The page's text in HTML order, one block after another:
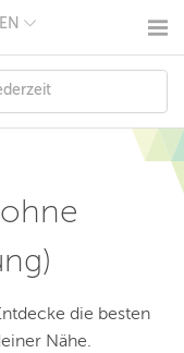
die besten
Nähe.